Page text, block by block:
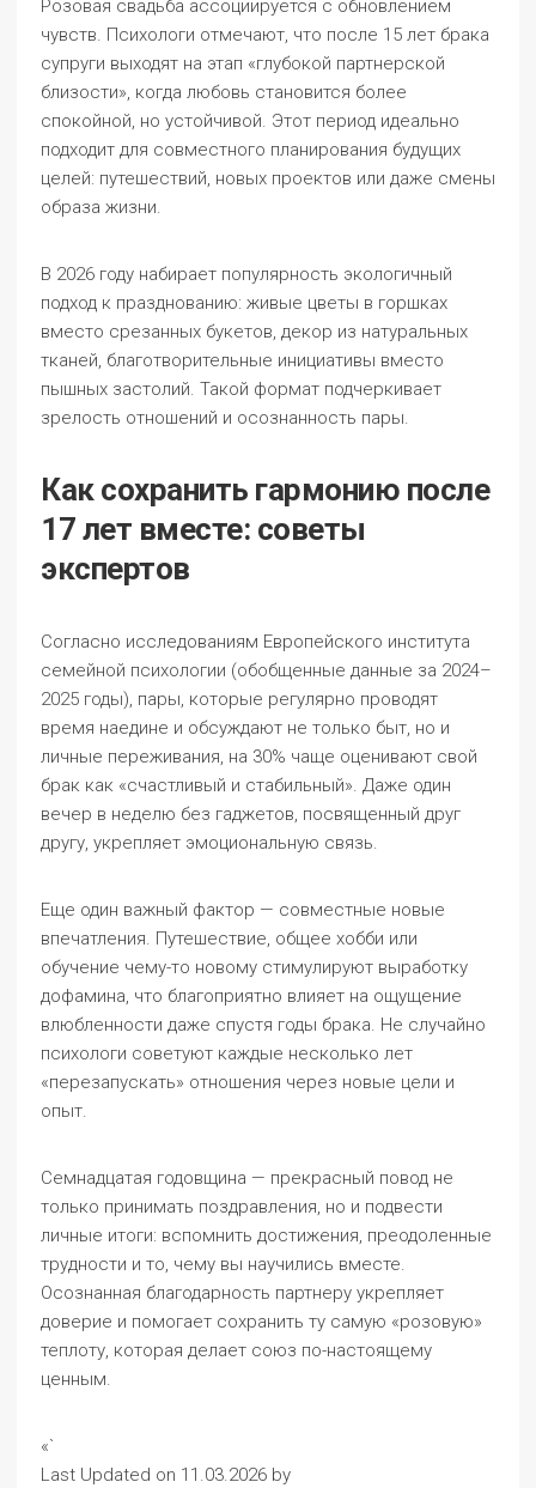
Розовая свадьба ассоциируется с обновлением
чувств. Психологи отмечают, что после 15 лет брака
супруги выходят на этап «глубокой партнерской
близости», когда любовь становится более
спокойной, но устойчивой. Этот период идеально
подходит для совместного планирования будущих
целей: путешествий, новых проектов или даже смены
образа жизни.
В 2026 году набирает популярность экологичный
подход к празднованию: живые цветы в горшках
вместо срезанных букетов, декор из натуральных
тканей, благотворительные инициативы вместо
пышных застолий. Такой формат подчеркивает
зрелость отношений и осознанность пары.
Как сохранить гармонию после
17 лет вместе: советы
экспертов
Согласно исследованиям Европейского института
семейной психологии (обобщенные данные за 2024–
2025 годы), пары, которые регулярно проводят
время наедине и обсуждают не только быт, но и
личные переживания, на 30% чаще оценивают свой
брак как «счастливый и стабильный». Даже один
вечер в неделю без гаджетов, посвященный друг
другу, укрепляет эмоциональную связь.
Еще один важный фактор — совместные новые
впечатления. Путешествие, общее хобби или
обучение чему-то новому стимулируют выработку
дофамина, что благоприятно влияет на ощущение
влюбленности даже спустя годы брака. Не случайно
психологи советуют каждые несколько лет
«перезапускать» отношения через новые цели и
опыт.
Семнадцатая годовщина — прекрасный повод не
только принимать поздравления, но и подвести
личные итоги: вспомнить достижения, преодоленные
трудности и то, чему вы научились вместе.
Осознанная благодарность партнеру укрепляет
доверие и помогает сохранить ту самую «розовую»
теплоту, которая делает союз по-настоящему
ценным.
«`
Last Updated on 11.03.2026 by